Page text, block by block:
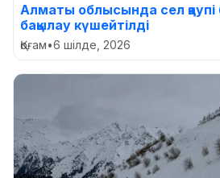
Алматы облысында сел қаупі
бақылау күшейтілді
Қоғам•6 шілде, 2026